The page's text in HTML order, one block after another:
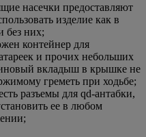
насечки предоставляют
изделие как в
без них;
контейнер для
и прочих небольших
вкладыш в крышке не
греметь при ходьбе;
разъемы для qd-антабки,
ее в любом